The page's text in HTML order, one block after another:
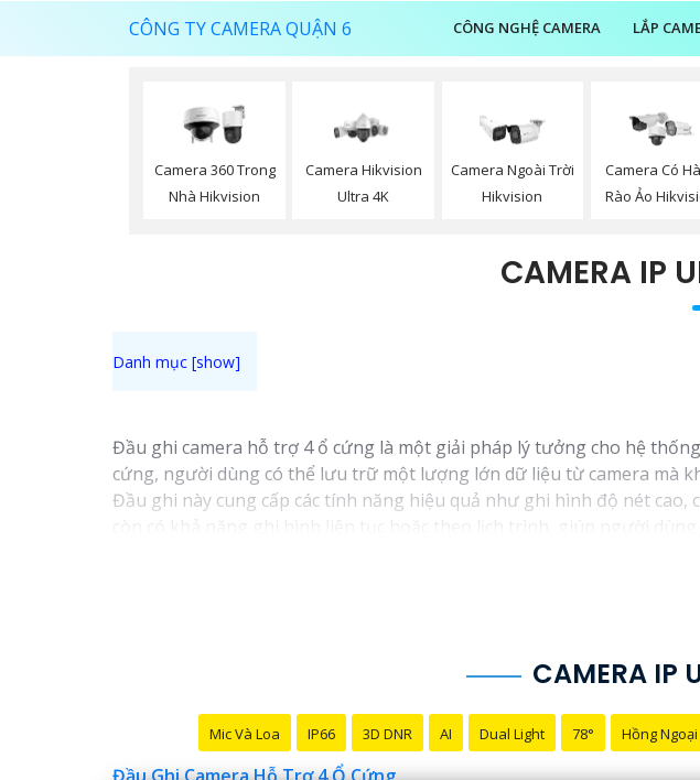
CÔNG TY CAMERA QUẬN 6 CÔNG NGHỆ CAMERA LẮP
Camera 360 Trong
Nhà Hikvision
Camera Hikvision
Ultra 4K
Camera Ngoài Trời
Hikvision
Camera Có
Rào Ảo
CAMERA IP
Đầu ghi camera hỗ trợ 4 ổ cứng là một giải pháp lý tưởng cho hệ
cứng, người dùng có thể lưu trữ một lượng lớn dữ liệu từ camera mà
Đầu ghi này cung cấp các tính năng hiệu quả như ghi hình độ nét
còn có khả năng ghi hình liên tục hoặc theo lịch trình, giúp người dùng
Với đầu ghi camera hỗ trợ 4 ổ cứng, bạn có thể yên tâm về việc bảo
CAMERA IP
Mic Và Loa IP66 3D DNR AI Dual Light 78° Hồng Ngoại
Đầu Ghi Camera Hỗ Trợ 4 Ổ Cứng